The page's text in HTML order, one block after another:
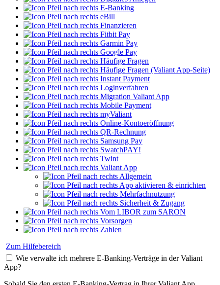
E-Banking
eBill
Finanzieren
Fitbit Pay
Garmin Pay
Google Pay
Häufige Fragen
Häufige Fragen (Valiant App-Seite)
Instant Payment
Loginverfahren
Migration Valiant App
Mobile Payment
myValiant
Online-Kontoeröffnung
QR-Rechnung
Samsung Pay
SwatchPAY!
Twint
Valiant App
Allgemein
App aktivieren & einrichten
Mehrfachnutzung
Sicherheit & Zugang
Vom LIBOR zum SARON
Vorsorgen
Zahlen
Zum Hilfebereich
Wie verwalte ich mehrere E-Banking-Verträge in der Valiant
App?